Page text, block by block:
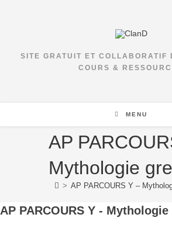
SITE GRATUIT ET COLLABORATIF
COURS &
MENU
AP
Mythologie
> AP PARCOURS Y –
AP PARCOURS Y -